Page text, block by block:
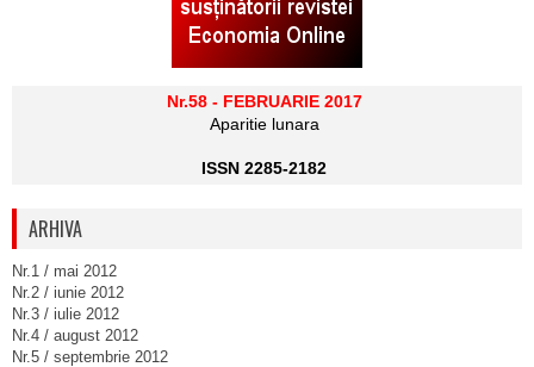
Nr.58 - FEBRUARIE 2017
Aparitie lunara
ISSN 2285-2182
ARHIVA
Nr.1 / mai 2012
Nr.2 / iunie 2012
Nr.3 / iulie 2012
Nr.4 / august 2012
Nr.5 / septembrie 2012